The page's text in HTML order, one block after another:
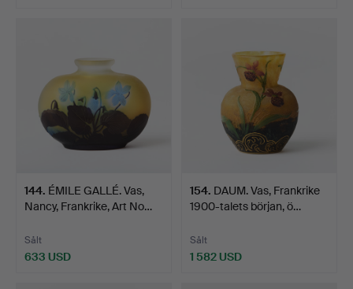
144. ÉMILE GALLÉ. Vas,
Nancy, Frankrike, Art No…
Sålt
633 USD
154. DAUM. Vas, Frankrike
1900-talets början, ö…
Sålt
1 582 USD